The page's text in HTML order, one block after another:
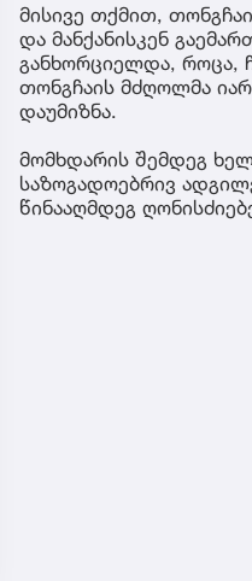
მისივე თქმით,
და მანქანისკენ
განხორციელდა, როცა,
თონგჩაის მძღოლმა
დაუმიზნა.
მომხდარის შემდეგ
საზოგადოებრივ
წინააღმდეგ